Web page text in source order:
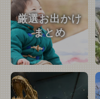
厳選お出かけ
まとめ